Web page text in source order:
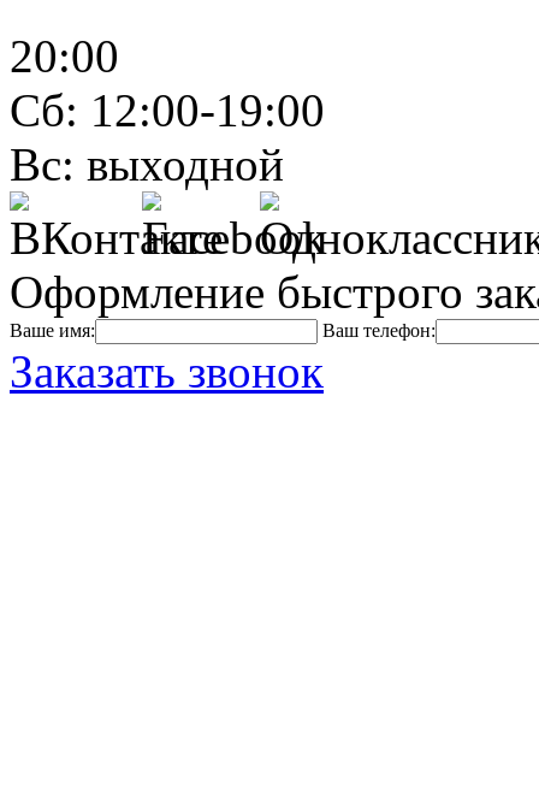
20:00
Сб: 12:00-19:00
Вс: выходной
Оформление быстрого
Ваше имя: Ваш телефон:
Заказать звонок